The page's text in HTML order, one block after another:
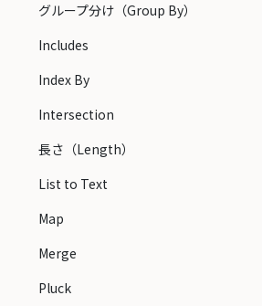
グループ分け（Group By）
Includes
Index By
Intersection
長さ（Length）
List to Text
Map
Merge
Pluck